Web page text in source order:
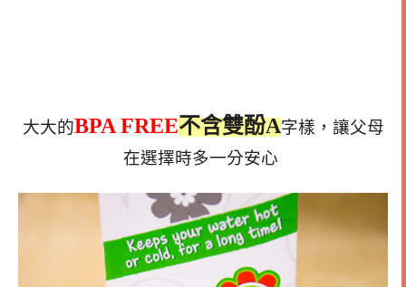
大大的BPA FREE不含雙酚A字樣，讓父母
在選擇時多一分安心